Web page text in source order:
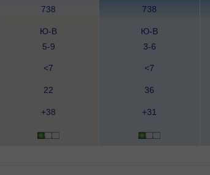
738 738
Ю-В
5-9
Ю-В
3-6
<7 <7
22 36
+38 +31